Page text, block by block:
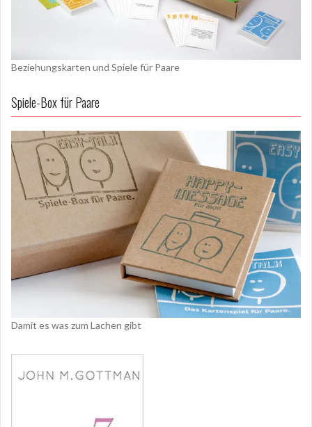
Beziehungskarten und Spiele für Paare
Spiele-Box für Paare
Damit es was zum Lachen gibt